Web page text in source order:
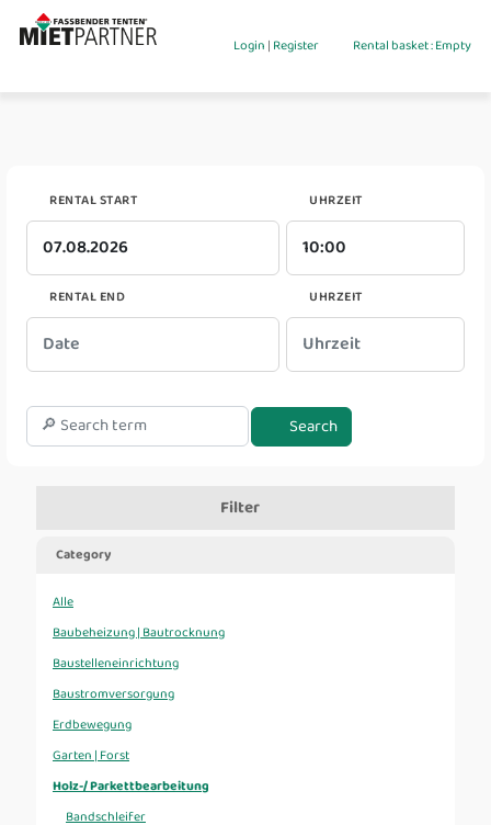
Login|Register Rental basket : Empty
RENTAL START UHRZEIT
RENTAL END UHRZEIT
Search
Filter
Category
Alle
Baubeheizung | Bautrocknung
Baustelleneinrichtung
Baustromversorgung
Erdbewegung
Garten | Forst
Holz-/ Parkettbearbeitung
Bandschleifer